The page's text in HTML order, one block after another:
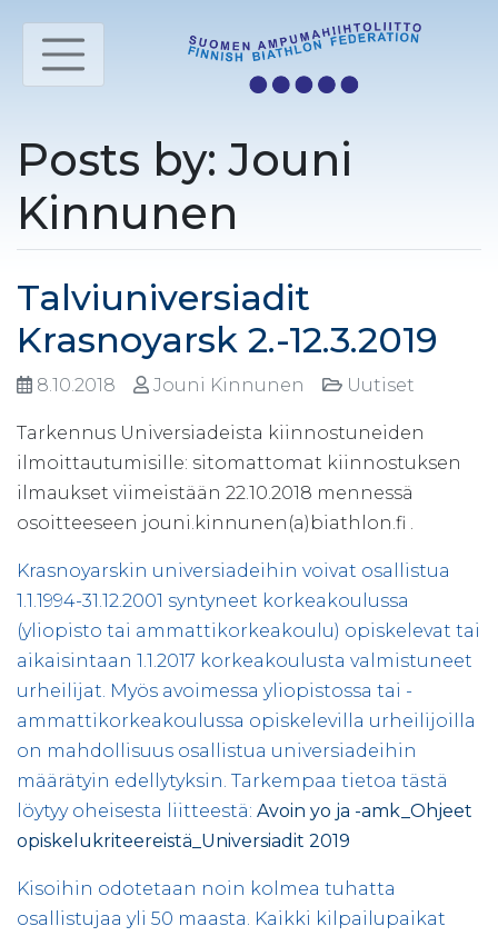
Posts by: Jouni
Kinnunen
Talviuniversiadit
Krasnoyarsk 2.-12.3.2019
8.10.2018 Jouni Kinnunen Uutiset
Tarkennus Universiadeista kiinnostuneiden
ilmoittautumisille: sitomattomat kiinnostuksen
ilmaukset viimeistään 22.10.2018 mennessä
osoitteeseen jouni.kinnunen(a)biathlon.fi .
Krasnoyarskin universiadeihin voivat osallistua
1.1.1994-31.12.2001 syntyneet korkeakoulussa
(yliopisto tai ammattikorkeakoulu) opiskelevat tai
aikaisintaan 1.1.2017 korkeakoulusta valmistuneet
urheilijat. Myös avoimessa yliopistossa tai -
ammattikorkeakoulussa opiskelevilla urheilijoilla
on mahdollisuus osallistua universiadeihin
määrätyin edellytyksin. Tarkempaa tietoa tästä
löytyy oheisesta liitteestä: Avoin yo ja -amk_Ohjeet
opiskelukriteereistä_Universiadit 2019
Kisoihin odotetaan noin kolmea tuhatta
osallistujaa yli 50 maasta. Kaikki kilpailupaikat